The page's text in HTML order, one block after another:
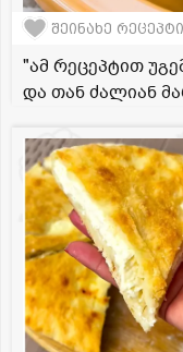
შეინახე რეცეპტი
"ამ რეცეპტით
და თან ძალიან